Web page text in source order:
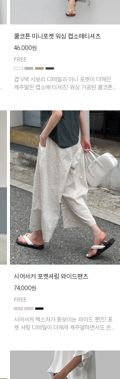
쿨코튼 미니포켓 워싱 캡소매티셔츠
46,000원
FREE
겹 V넥 시보리 디테일과 미니 포켓이 더해진
캐주얼한 캡소매 티셔츠! 워싱 가공된 쿨코튼
시어서커 포켓셔링 와이드팬츠
74,000원
FREE
시어서커 텍스처가 돋보이는 와이드 팬츠! 포
켓 셔링 디테일이 더해져 캐주얼하면서도 은은
다. 가볍고 쾌적한 착용감으로 여름철 데일리
아이템으로 활용하기 좋아요~